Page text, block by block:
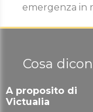
emergenza in
Cosa
A proposito di
Victualia